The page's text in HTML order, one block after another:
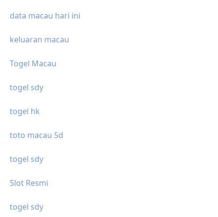
data macau hari ini
keluaran macau
Togel Macau
togel sdy
togel hk
toto macau 5d
togel sdy
Slot Resmi
togel sdy